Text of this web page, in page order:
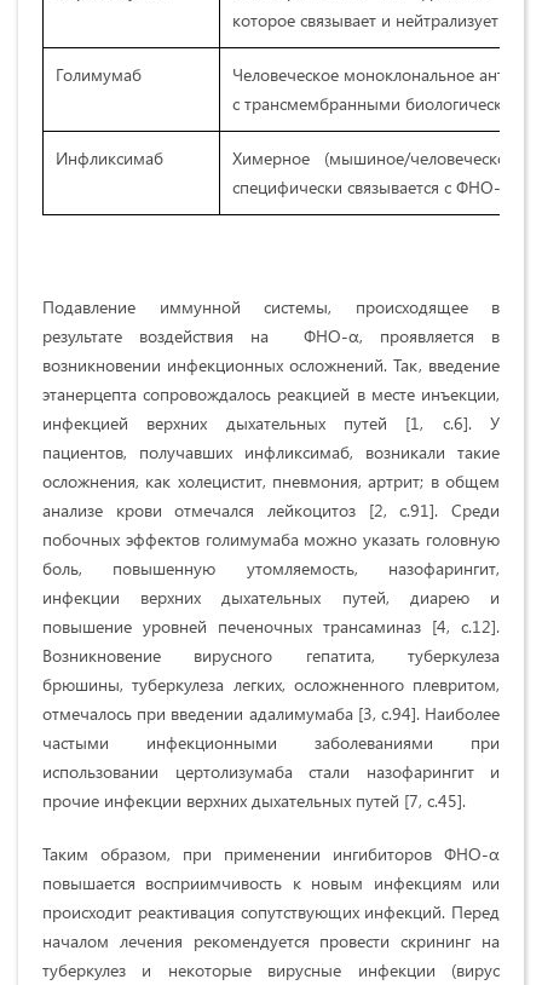
которое связывает и нейтрализует
Голимумаб
Человеческое моноклональное
с трансмембранными биологически
Инфликсимаб
Химерное (мышиное/человеческое)
специфически связывается с ФНО-α с
Подавление иммунной системы, происходящее в
результате воздействия на ФНО-α, проявляется в
возникновении инфекционных осложнений. Так, введение
этанерцепта сопровождалось реакцией в месте инъекции,
инфекцией верхних дыхательных путей [1, с.6]. У
пациентов, получавших инфликсимаб, возникали такие
осложнения, как холецистит, пневмония, артрит; в общем
анализе крови отмечался лейкоцитоз [2, с.91]. Среди
побочных эффектов голимумаба можно указать головную
боль, повышенную утомляемость, назофарингит,
инфекции верхних дыхательных путей, диарею и
повышение уровней печеночных трансаминаз [4, с.12].
Возникновение вирусного гепатита, туберкулеза
брюшины, туберкулеза легких, осложненного плевритом,
отмечалось при введении адалимумаба [3, с.94]. Наиболее
частыми инфекционными заболеваниями при
использовании цертолизумаба стали назофарингит и
прочие инфекции верхних дыхательных путей [7, с.45].
Таким образом, при применении ингибиторов ФНО-α
повышается восприимчивость к новым инфекциям или
происходит реактивация сопутствующих инфекций. Перед
началом лечения рекомендуется провести скрининг на
туберкулез и некоторые вирусные инфекции (вирус